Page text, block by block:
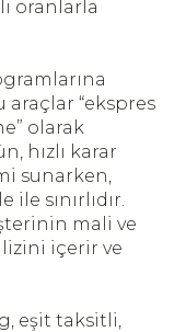
oranlarla
araçlar “ekspres
olarak
hızlı karar
sunarken,
sınırlıdır.
mali ve
içerir ve
eşit taksitli,